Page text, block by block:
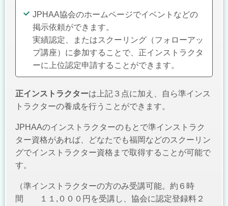
JPHAA協会のホームページでイベントなどの
掲示依頼ができます。
実績認定、またはスクーリング（フォローアッ
プ講座）に参加することで、 正インストラクタ
ーに上位認定申請することができます。
正インストラクターは上記３点に加え、自ら準インス
トラクターの養成を行うことができます。
JPHAAのインストラクターのもとで準インストラク
ター資格があれば、どなたでも福岡などのスクーリン
グでインストラクター資格まで取得することが可能で
す。
（準インストラクターの方のみ受講可能。約６時
間 １１,０００円を受講し、協会に認定登録料２